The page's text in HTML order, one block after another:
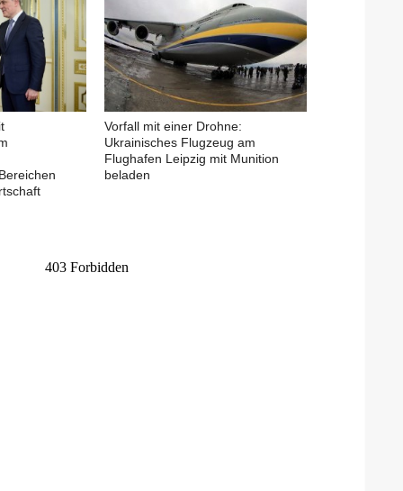
Vorfall mit einer Drohne:
Ukrainisches Flugzeug am
Flughafen Leipzig mit Munition
beladen